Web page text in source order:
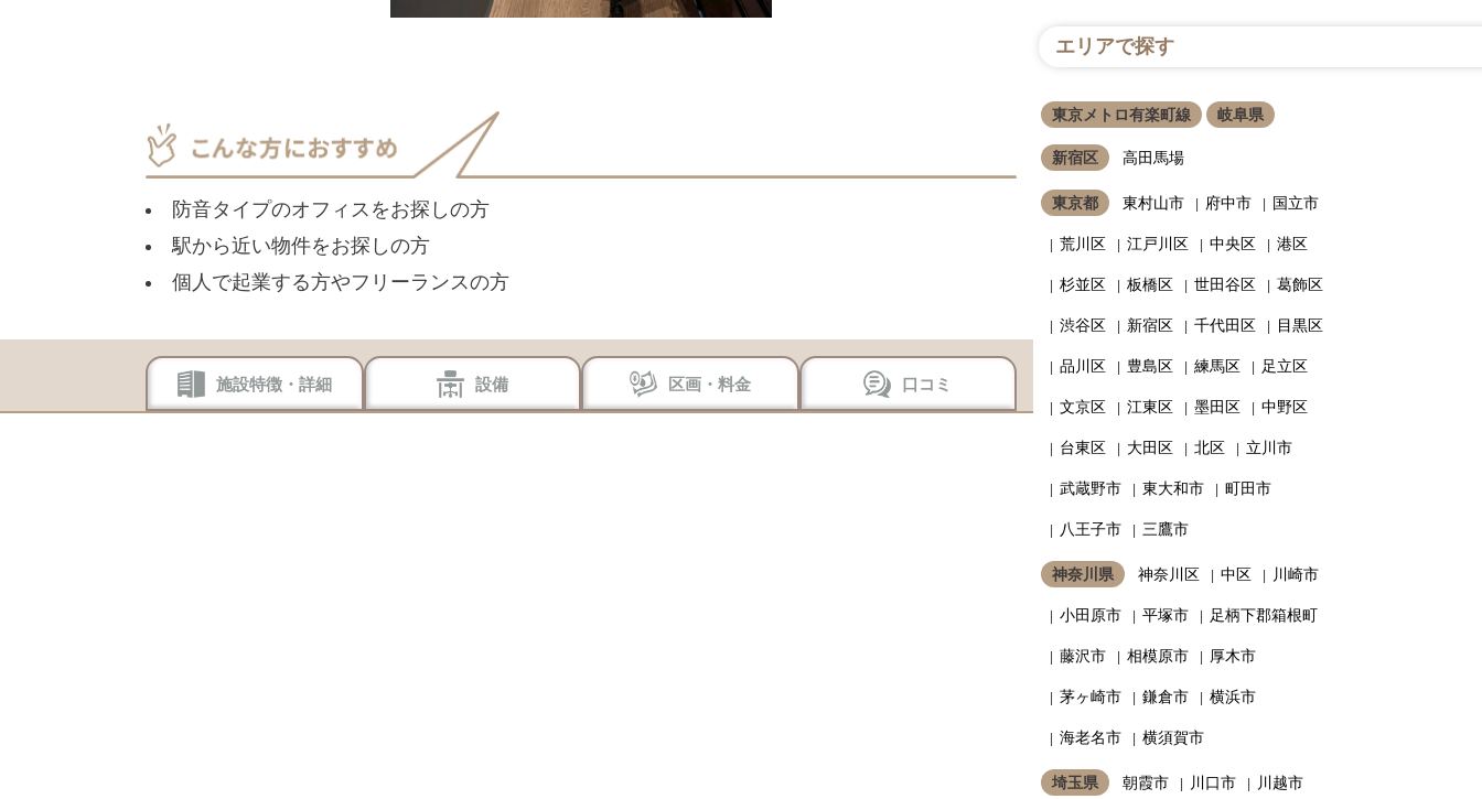
防音タイプのオフィスをお探しの方
駅から近い物件をお探しの方
個人で起業する方やフリーランスの方
施設特徴・詳細 設備 区画・料金 口コミ
エリアで探す
東京メトロ有楽町線 岐阜県
新宿区 高田馬場
東京都 東村山市 府中市 国立市
荒川区 江戸川区 中央区 港区
杉並区 板橋区 世田谷区 葛飾区
渋谷区 新宿区 千代田区 目黒区
品川区 豊島区 練馬区 足立区
文京区 江東区 墨田区 中野区
台東区 大田区 北区 立川市
武蔵野市 東大和市 町田市
八王子市 三鷹市
神奈川県 神奈川区 中区 川崎市
小田原市 平塚市 足柄下郡箱根町
藤沢市 相模原市 厚木市
茅ヶ崎市 鎌倉市 横浜市
海老名市 横須賀市
埼玉県 朝霞市 川口市 川越市